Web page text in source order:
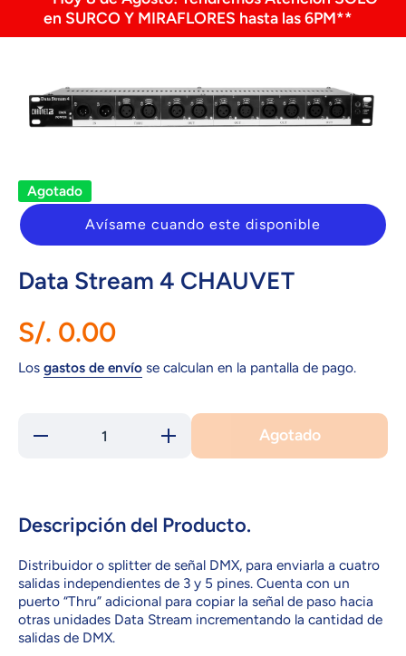
en SURCO Y MIRAFLORES hasta las 6PM**
Agotado
Avísame cuando este disponible
Data Stream 4 CHAUVET
S/. 0.00
Los gastos de envío se calculan en la pantalla de pago.
Reducir
Aumentar
cantidad
para Data
Agotado
Descripción del Producto.
Distribuidor o splitter de señal DMX, para enviarla a cuatro
salidas independientes de 3 y 5 pines. Cuenta con un
puerto “Thru” adicional para copiar la señal de paso hacia
otras unidades Data Stream incrementando la cantidad de
salidas de DMX.